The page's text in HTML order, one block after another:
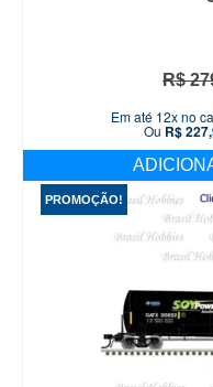
R$
Em até 12x no
Ou R$
PROMOÇÃO!